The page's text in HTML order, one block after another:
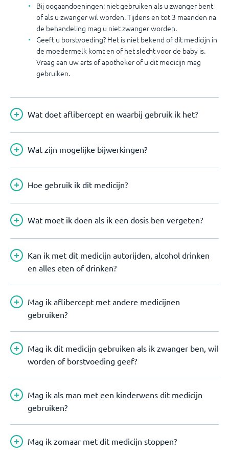
Bij oogaandoeningen: niet gebruiken als u zwanger bent
of als u zwanger wil worden. Tijdens en tot 3 maanden na
de behandeling mag u niet zwanger worden.
Geeft u borstvoeding? Het is niet bekend of dit medicijn in
de moedermelk komt en of het slecht voor de baby is.
Vraag aan uw arts of apotheker of u dit medicijn mag
gebruiken.
Wat doet aflibercept en waarbij gebruik ik het?
Wat zijn mogelijke bijwerkingen?
Hoe gebruik ik dit medicijn?
Wat moet ik doen als ik een dosis ben vergeten?
Kan ik met dit medicijn autorijden, alcohol drinken
en alles eten of drinken?
Mag ik aflibercept met andere medicijnen
gebruiken?
Mag ik dit medicijn gebruiken als ik zwanger ben, wil
worden of borstvoeding geef?
Mag ik als man met een kinderwens dit medicijn
gebruiken?
Mag ik zomaar met dit medicijn stoppen?